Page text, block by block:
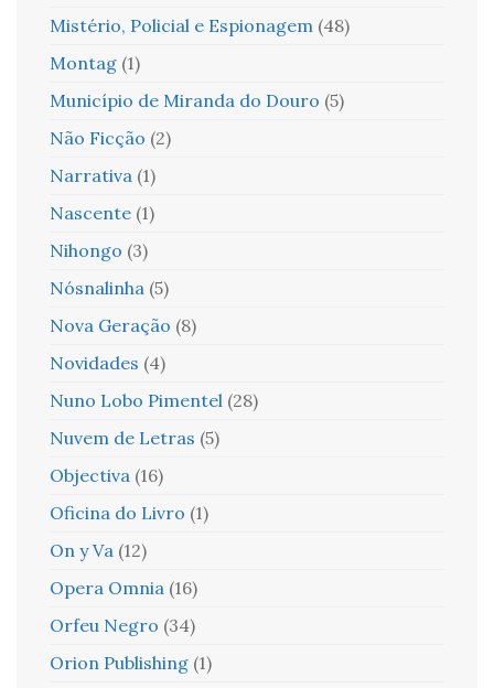
Mistério, Policial e Espionagem (48)
Montag (1)
Município de Miranda do Douro (5)
Não Ficção (2)
Narrativa (1)
Nascente (1)
Nihongo (3)
Nósnalinha (5)
Nova Geração (8)
Novidades (4)
Nuno Lobo Pimentel (28)
Nuvem de Letras (5)
Objectiva (16)
Oficina do Livro (1)
On y Va (12)
Opera Omnia (16)
Orfeu Negro (34)
Orion Publishing (1)